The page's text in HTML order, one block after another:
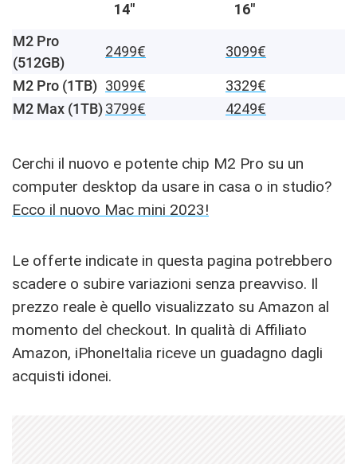
14″
16″
M2 Pro
(512GB)
2499€ 3099€
M2 Pro (1TB) 3099€
3329€
M2 Max (1TB)3799€ 4249€
Cerchi il nuovo e potente chip M2 Pro su un
computer desktop da usare in casa o in studio?
Ecco il nuovo Mac mini 2023!
Le offerte indicate in questa pagina potrebbero
scadere o subire variazioni senza preavviso. Il
prezzo reale è quello visualizzato su Amazon al
momento del checkout. In qualità di Affiliato
Amazon, iPhoneItalia riceve un guadagno dagli
acquisti idonei.